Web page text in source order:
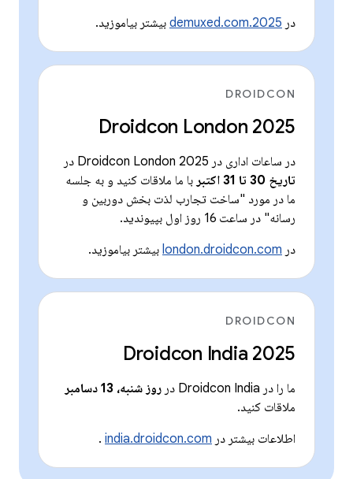
در 2025.demuxed.com بیشتر بیاموزید.
DROIDCON
Droidcon London 2025
در ساعات اداری در Droidcon London 2025 در
تاریخ 30 تا 31 اکتبر
با ما ملاقات کنید و به جلسه
ما در مورد "ساخت تجارب لذت بخش دوربین و
رسانه" در ساعت 16 روز اول بپیوندید.
در london.droidcon.com بیشتر بیاموزید.
DROIDCON
Droidcon India 2025
ما را در Droidcon India در
روز شنبه، 13 دسامبر
ملاقات کنید.
اطلاعات بیشتر در india.droidcon.com
.